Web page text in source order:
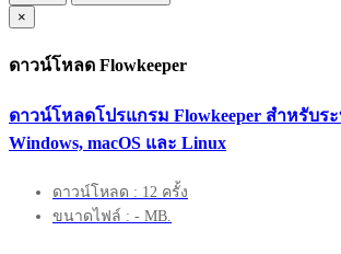
×
ดาวน์โหลด Flowkeeper
ดาวน์โหลดโปรแกรม Flowkeeper สำหรับร
Windows, macOS และ Linux
ดาวน์โหลด : 12 ครั้ง
ขนาดไฟล์ : - MB.